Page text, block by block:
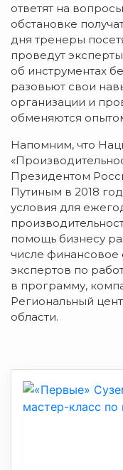
ответят на
обстановке
дня тренеры
проведут
об инструментах
разовьют свои
организации и
обменяются
Напомним, что
Президентом
Путиным в 2018
условия для
помощь бизнесу
числе финансовое
экспертов по
в программу,
Региональный
области.